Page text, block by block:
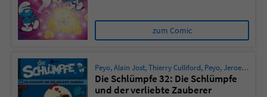
zum Comic
Peyo,Alain Jost,Thierry Culliford, Peyo,Jeroen de Coninck
Die Schlümpfe 32: Die Schlümpfe
und der verliebte Zauberer